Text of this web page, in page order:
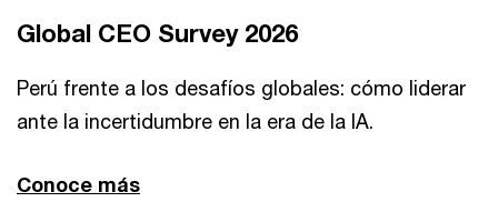
Global CEO Survey 2026
Perú frente a los desafíos globales: cómo liderar
ante la incertidumbre en la era de la IA.
Conoce más